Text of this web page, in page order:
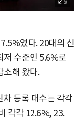
였다. 20대의 신
저 수준인 5.6%로
소해 왔다.
등록 대수는 각각
각각 12.6%, 23.